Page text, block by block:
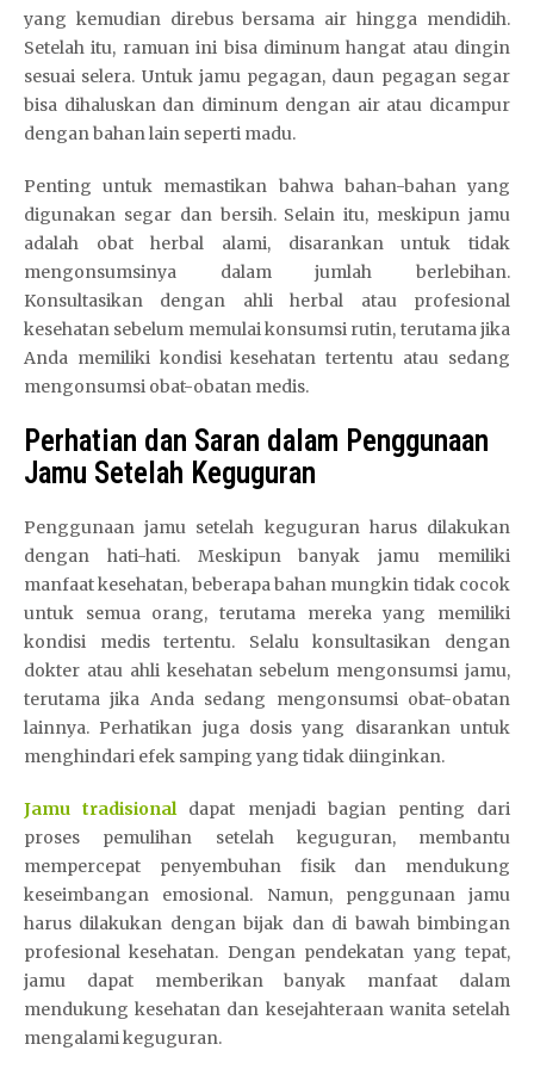
yang kemudian direbus bersama air hingga mendidih.
Setelah itu, ramuan ini bisa diminum hangat atau dingin
sesuai selera. Untuk jamu pegagan, daun pegagan segar
bisa dihaluskan dan diminum dengan air atau dicampur
dengan bahan lain seperti madu.
Penting untuk memastikan bahwa bahan-bahan yang
digunakan segar dan bersih. Selain itu, meskipun jamu
adalah obat herbal alami, disarankan untuk tidak
mengonsumsinya dalam jumlah berlebihan.
Konsultasikan dengan ahli herbal atau profesional
kesehatan sebelum memulai konsumsi rutin, terutama jika
Anda memiliki kondisi kesehatan tertentu atau sedang
mengonsumsi obat-obatan medis.
Perhatian dan Saran dalam Penggunaan
Jamu Setelah Keguguran
Penggunaan jamu setelah keguguran harus dilakukan
dengan hati-hati. Meskipun banyak jamu memiliki
manfaat kesehatan, beberapa bahan mungkin tidak cocok
untuk semua orang, terutama mereka yang memiliki
kondisi medis tertentu. Selalu konsultasikan dengan
dokter atau ahli kesehatan sebelum mengonsumsi jamu,
terutama jika Anda sedang mengonsumsi obat-obatan
lainnya. Perhatikan juga dosis yang disarankan untuk
menghindari efek samping yang tidak diinginkan.
Jamu tradisionaldapat menjadi bagian penting dari
proses pemulihan setelah keguguran, membantu
mempercepat penyembuhan fisik dan mendukung
keseimbangan emosional. Namun, penggunaan jamu
harus dilakukan dengan bijak dan di bawah bimbingan
profesional kesehatan. Dengan pendekatan yang tepat,
jamu dapat memberikan banyak manfaat dalam
mendukung kesehatan dan kesejahteraan wanita setelah
mengalami keguguran.